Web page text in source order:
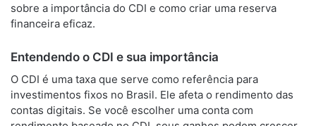
sobre a importância do CDI e como criar uma reserva
financeira eficaz.
Entendendo o CDI e sua importância
O CDI é uma taxa que serve como referência para
investimentos fixos no Brasil. Ele afeta o rendimento das
contas digitais. Se você escolher uma conta com